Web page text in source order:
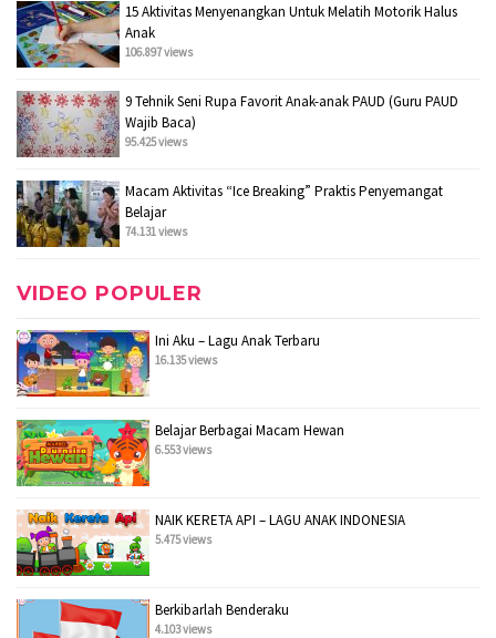
15 Aktivitas Menyenangkan Untuk Melatih Motorik Halus
Anak
106.897 views
9 Tehnik Seni Rupa Favorit Anak-anak PAUD (Guru PAUD
Wajib Baca)
95.425 views
Macam Aktivitas “Ice Breaking” Praktis Penyemangat
Belajar
74.131 views
VIDEO POPULER
Ini Aku – Lagu Anak Terbaru
16.135 views
Belajar Berbagai Macam Hewan
6.553 views
NAIK KERETA API – LAGU ANAK INDONESIA
5.475 views
Berkibarlah Benderaku
4.103 views